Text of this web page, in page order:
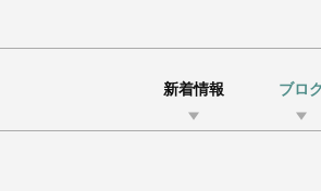
新着情報 ブロ